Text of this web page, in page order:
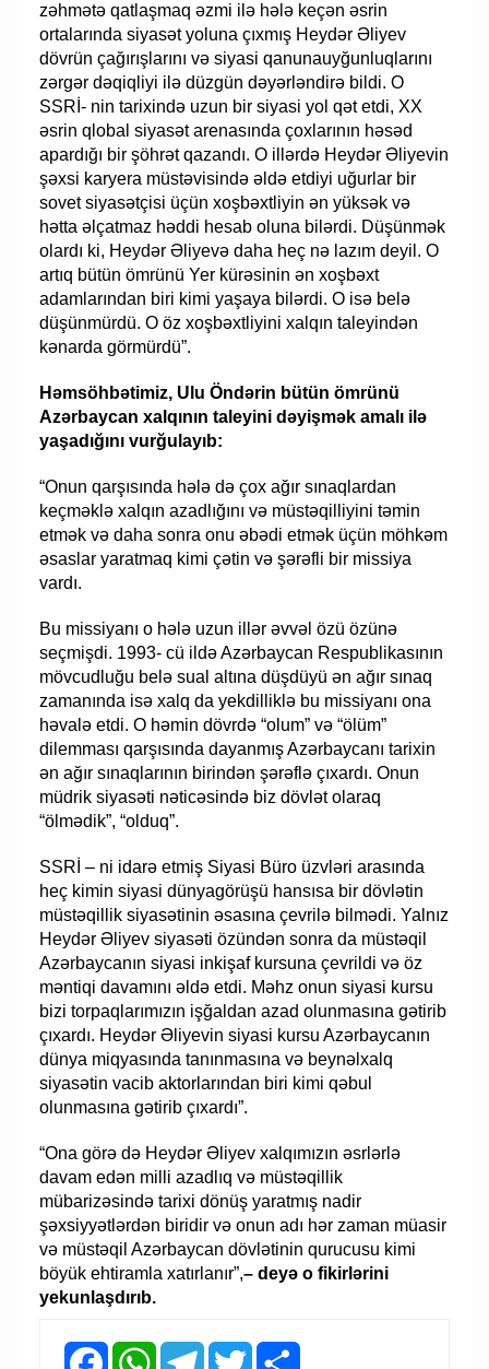
zəhmətə qatlaşmaq əzmi ilə hələ keçən əsrin
ortalarında siyasət yoluna çıxmış Heydər Əliyev
dövrün çağırışlarını və siyasi qanunauyğunluqlarını
zərgər dəqiqliyi ilə düzgün dəyərləndirə bildi. O
SSRİ- nin tarixində uzun bir siyasi yol qət etdi, XX
əsrin qlobal siyasət arenasında çoxlarının həsəd
apardığı bir şöhrət qazandı. O illərdə Heydər Əliyevin
şəxsi karyera müstəvisində əldə etdiyi uğurlar bir
sovet siyasətçisi üçün xoşbəxtliyin ən yüksək və
hətta əlçatmaz həddi hesab oluna bilərdi. Düşünmək
olardı ki, Heydər Əliyevə daha heç nə lazım deyil. O
artıq bütün ömrünü Yer kürəsinin ən xoşbəxt
adamlarından biri kimi yaşaya bilərdi. O isə belə
düşünmürdü. O öz xoşbəxtliyini xalqın taleyindən
kənarda görmürdü”.
Həmsöhbətimiz, Ulu Öndərin bütün ömrünü
Azərbaycan xalqının taleyini dəyişmək amalı ilə
yaşadığını vurğulayıb:
“Onun qarşısında hələ də çox ağır sınaqlardan
keçməklə xalqın azadlığını və müstəqilliyini təmin
etmək və daha sonra onu əbədi etmək üçün möhkəm
əsaslar yaratmaq kimi çətin və şərəfli bir missiya
vardı.
Bu missiyanı o hələ uzun illər əvvəl özü özünə
seçmişdi. 1993- cü ildə Azərbaycan Respublikasının
mövcudluğu belə sual altına düşdüyü ən ağır sınaq
zamanında isə xalq da yekdilliklə bu missiyanı ona
həvalə etdi. O həmin dövrdə “olum” və “ölüm”
dilemması qarşısında dayanmış Azərbaycanı tarixin
ən ağır sınaqlarının birindən şərəflə çıxardı. Onun
müdrik siyasəti nəticəsində biz dövlət olaraq
“ölmədik”, “olduq”.
SSRİ – ni idarə etmiş Siyasi Büro üzvləri arasında
heç kimin siyasi dünyagörüşü hansısa bir dövlətin
müstəqillik siyasətinin əsasına çevrilə bilmədi. Yalnız
Heydər Əliyev siyasəti özündən sonra da müstəqil
Azərbaycanın siyasi inkişaf kursuna çevrildi və öz
məntiqi davamını əldə etdi. Məhz onun siyasi kursu
bizi torpaqlarımızın işğaldan azad olunmasına gətirib
çıxardı. Heydər Əliyevin siyasi kursu Azərbaycanın
dünya miqyasında tanınmasına və beynəlxalq
siyasətin vacib aktorlarından biri kimi qəbul
olunmasına gətirib çıxardı”.
“Ona görə də Heydər Əliyev xalqımızın əsrlərlə
davam edən milli azadlıq və müstəqillik
mübarizəsində tarixi dönüş yaratmış nadir
şəxsiyyətlərdən biridir və onun adı hər zaman müasir
və müstəqil Azərbaycan dövlətinin qurucusu kimi
böyük ehtiramla xatırlanır”,– deyə o fikirlərini
yekunlaşdırıb.
FacebookWhatsAppTelegramTwitter